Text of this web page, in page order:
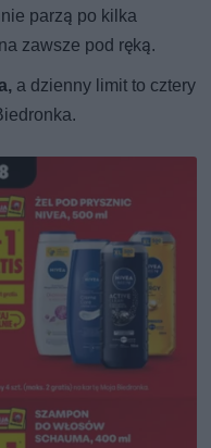
parzą po kilka
zawsze pod ręką.
a dzienny limit to cztery